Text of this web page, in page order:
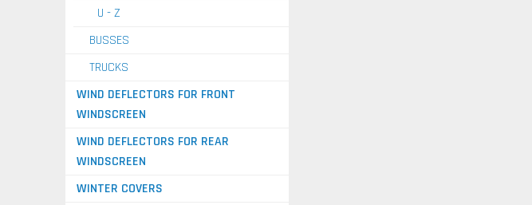
U - Z
BUSSES
TRUCKS
WIND DEFLECTORS FOR FRONT
WINDSCREEN
WIND DEFLECTORS FOR REAR
WINDSCREEN
WINTER COVERS